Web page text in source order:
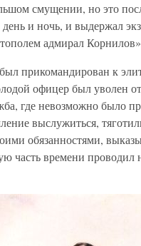
смущении, но это
день и ночь, и выдержал
адмирал Корнилов»
прикомандирован к
офицер был уволен
где невозможно было
выслужиться,
обязанностями,
часть времени